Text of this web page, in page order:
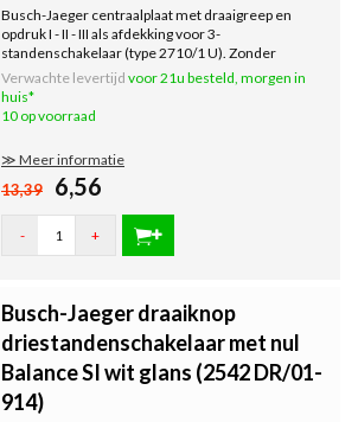
Busch-Jaeger centraalplaat met draaigreep en
opdruk I - II - III als afdekking voor 3-
standenschakelaar (type 2710/1 U). Zonder
nulstand. Exclusief binnenwerk en afdekraam.
Serie: Balance SI, kleur: wit glans.
Verwachte levertijd voor 21u besteld, morgen in
huis*
10 op voorraad
≫ Meer informatie
13,39 6,56
- +
Busch-Jaeger draaiknop
driestandenschakelaar met nul
Balance SI wit glans (2542 DR/01-
914)